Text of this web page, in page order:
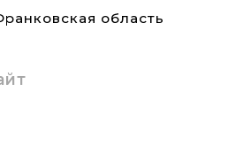
область